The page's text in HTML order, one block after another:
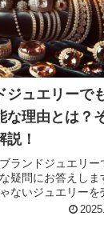
ジュエリーで
な理由とは？
！
ランドジュエリー
疑問にお答えしま
ないジュエリーを
に高く売れるわけ